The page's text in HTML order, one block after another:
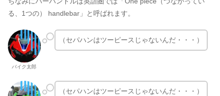
る、1つの） handlebar」と呼ばれます。
バイク太郎
（セパハンはツーピースじゃないんだ・・・）
（セパハンはツーピースじゃないんだ・・・）